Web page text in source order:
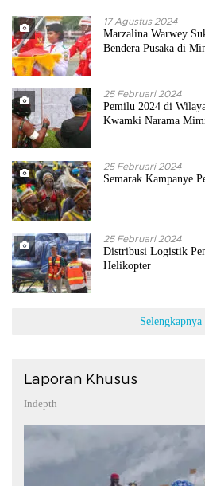
17 Agustus 2024
Marzalina Warwey
Bendera Pusaka di
25 Februari 2024
Pemilu 2024 di
Kwamki Narama
25 Februari 2024
Semarak Kampanye
25 Februari 2024
Distribusi Logistik
Helikopter
Selengkapnya
Laporan Khusus
Indepth